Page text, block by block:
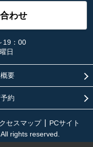
わせ
19：00
日
要
約
セスマップ
PCサイト
rights reserved.